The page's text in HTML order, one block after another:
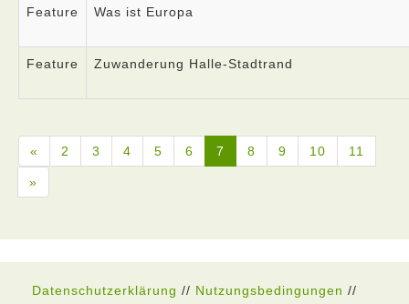
Feature Was ist Europa
Feature Zuwanderung Halle-Stadtrand
« 2 3 4 5 6 7 8 9 10 11
»
Datenschutzerklärung // Nutzungsbedingungen //